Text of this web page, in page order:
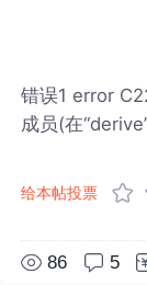
错误1 error
成员(在
给本帖投票
86 5